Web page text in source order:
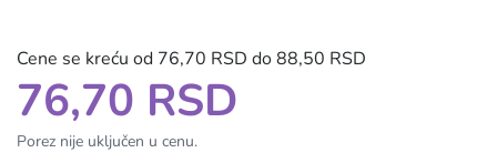
Cene se kreću od 76,70 RSD do 88,50 RSD
76,70 RSD
Porez nije uključen u cenu.